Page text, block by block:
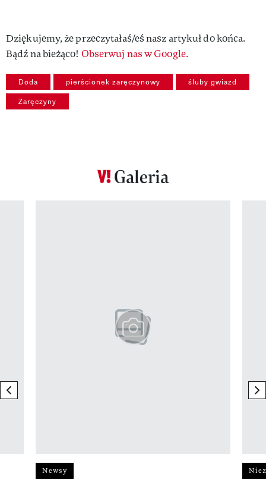
Dziękujemy, że przeczytałaś/eś nasz artykuł do końca.
Bądź na bieżąco! Obserwuj nas w Google.
Doda pierścionek zaręczynowy śluby gwiazd
Zaręczyny
Galeria
previous element
Newsy